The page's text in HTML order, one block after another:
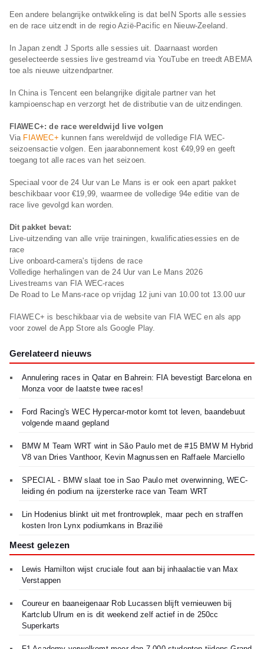
Een andere belangrijke ontwikkeling is dat beIN Sports alle sessies
en de race uitzendt in de regio Azië-Pacific en Nieuw-Zeeland.
In Japan zendt J Sports alle sessies uit. Daarnaast worden
geselecteerde sessies live gestreamd via YouTube en treedt ABEMA
toe als nieuwe uitzendpartner.
In China is Tencent een belangrijke digitale partner van het
kampioenschap en verzorgt het de distributie van de uitzendingen.
FIAWEC+: de race wereldwijd live volgen
Via FIAWEC+ kunnen fans wereldwijd de volledige FIA WEC-
seizoensactie volgen. Een jaarabonnement kost €49,99 en geeft
toegang tot alle races van het seizoen.
Speciaal voor de 24 Uur van Le Mans is er ook een apart pakket
beschikbaar voor €19,99, waarmee de volledige 94e editie van de
race live gevolgd kan worden.
Dit pakket bevat:
Live-uitzending van alle vrije trainingen, kwalificatiesessies en de
race
Live onboard-camera's tijdens de race
Volledige herhalingen van de 24 Uur van Le Mans 2026
Livestreams van FIA WEC-races
De Road to Le Mans-race op vrijdag 12 juni van 10.00 tot 13.00 uur
FIAWEC+ is beschikbaar via de website van FIA WEC en als app
voor zowel de App Store als Google Play.
Gerelateerd nieuws
Annulering races in Qatar en Bahrein: FIA bevestigt Barcelona en
Monza voor de laatste twee races!
Ford Racing's WEC Hypercar-motor komt tot leven, baandebuut
volgende maand gepland
BMW M Team WRT wint in São Paulo met de #15 BMW M Hybrid
V8 van Dries Vanthoor, Kevin Magnussen en Raffaele Marciello
SPECIAL - BMW slaat toe in Sao Paulo met overwinning, WEC-
leiding én podium na ijzersterke race van Team WRT
Lin Hodenius blinkt uit met frontrowplek, maar pech en straffen
kosten Iron Lynx podiumkans in Brazilië
Meest gelezen
Lewis Hamilton wijst cruciale fout aan bij inhaalactie van Max
Verstappen
Coureur en baaneigenaar Rob Lucassen blijft vernieuwen bij
Kartclub Ulrum en is dit weekend zelf actief in de 250cc
Superkarts